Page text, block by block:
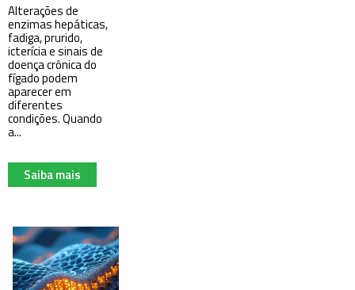
Alterações de
enzimas hepáticas,
fadiga, prurido,
icterícia e sinais de
doença crônica do
fígado podem
aparecer em
diferentes
condições. Quando
a...
Saiba mais